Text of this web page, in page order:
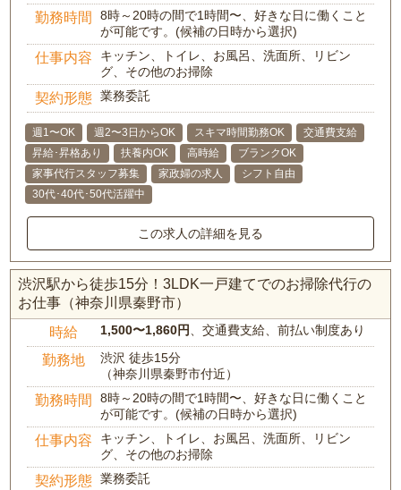
勤務時間
8時～20時の間で1時間〜、好きな日に働くこと
が可能です。(候補の日時から選択)
仕事内容
キッチン、トイレ、お風呂、洗面所、リビン
グ、その他のお掃除
契約形態 業務委託
週1〜OK 週2〜3日からOK スキマ時間勤務OK
交通費支給
昇給･昇格あり
扶養内OK 高時給
ブランクOK
家事代行スタッフ募集
家政婦の求人
シフト自由
30代･40代･50代活躍中
この求人の詳細を見る
渋沢駅から徒歩15分！3LDK一戸建てでのお掃除代行の
お仕事（神奈川県秦野市）
時給 1,500〜1,860円、交通費支給、前払い制度あり
勤務地
渋沢 徒歩15分
（神奈川県秦野市付近）
勤務時間
8時～20時の間で1時間〜、好きな日に働くこと
が可能です。(候補の日時から選択)
仕事内容
キッチン、トイレ、お風呂、洗面所、リビン
グ、その他のお掃除
契約形態 業務委託